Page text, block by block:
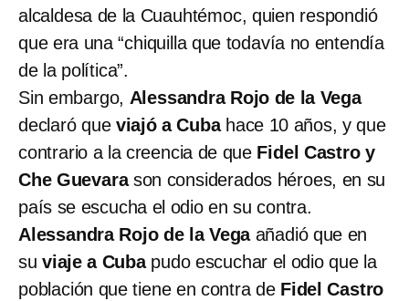
alcaldesa de la Cuauhtémoc, quien respondió
que era una “chiquilla que todavía no entendía
de la política”.
Sin embargo, Alessandra Rojo de la Vega
declaró que viajó a Cubahace 10 años, y que
contrario a la creencia de que Fidel Castro y
Che Guevarason considerados héroes, en su
país se escucha el odio en su contra.
Alessandra Rojo de la Vegaañadió que en
su viaje a Cubapudo escuchar el odio que la
población que tiene en contra de Fidel Castro